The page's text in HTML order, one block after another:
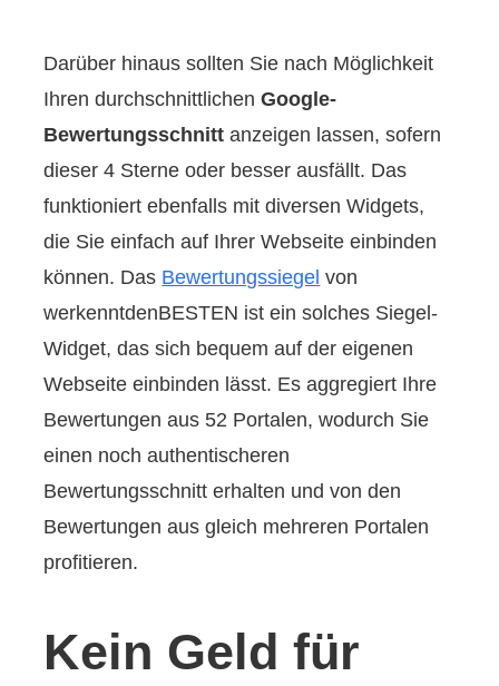
Darüber hinaus sollten Sie nach Möglichkeit
Ihren durchschnittlichenGoogle-
Bewertungsschnitt anzeigen lassen, sofern
dieser 4 Sterne oder besser ausfällt. Das
funktioniert ebenfalls mit diversen Widgets,
die Sie einfach auf Ihrer Webseite einbinden
können. Das Bewertungssiegel von
werkenntdenBESTEN ist ein solches Siegel-
Widget, das sich bequem auf der eigenen
Webseite einbinden lässt. Es aggregiert Ihre
Bewertungen aus 52 Portalen, wodurch Sie
einen noch authentischeren
Bewertungsschnitt erhalten und von den
Bewertungen aus gleich mehreren Portalen
profitieren.
Kein Geld für